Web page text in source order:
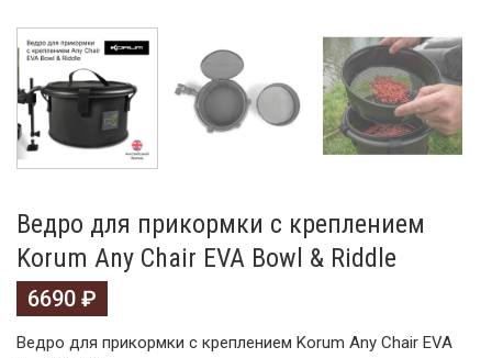
Ведро для прикормки с креплением
Korum Any Chair EVA Bowl & Riddle
6690 ₽
Ведро для прикормки с креплением Korum Any Chair EVA